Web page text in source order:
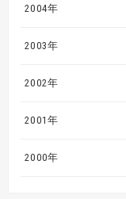
2004年
2003年
2002年
2001年
2000年